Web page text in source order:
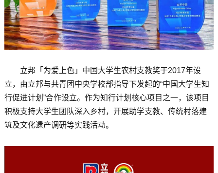
立邦「为爱上色」中国大学生农村支教奖于2017年设
立，由立邦与共青团中央学校部指导下发起的“中国大学生知
行促进计划”合作设立。作为知行计划核心项目之一，该项目
积极支持大学生团队深入乡村，开展助学支教、传统村落建
筑及文化遗产调研等实践活动。